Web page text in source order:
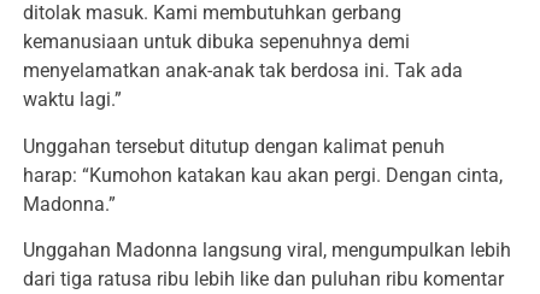
ditolak masuk. Kami membutuhkan gerbang
kemanusiaan untuk dibuka sepenuhnya demi
menyelamatkan anak-anak tak berdosa ini. Tak ada
waktu lagi.”
Unggahan tersebut ditutup dengan kalimat penuh
harap: “Kumohon katakan kau akan pergi. Dengan cinta,
Madonna.”
Unggahan Madonna langsung viral, mengumpulkan lebih
dari tiga ratusa ribu lebih like dan puluhan ribu komentar